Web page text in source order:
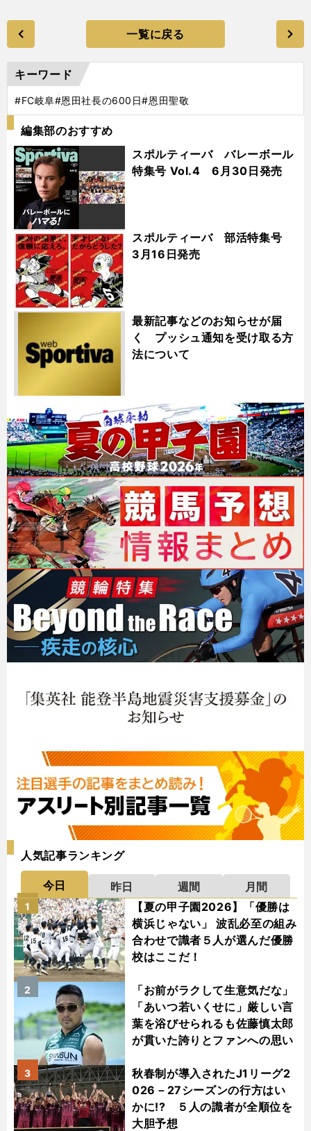
一覧に戻る
キーワード
#FC岐阜#恩田社長の600日#恩田聖敬
編集部のおすすめ
スポルティーバ バレーボール
特集号 Vol.4 6月30日発売
スポルティーバ 部活特集号
3月16日発売
最新記事などのお知らせが届
く プッシュ通知を受け取る方
法について
人気記事ランキング
今日 昨日 週間
月間
【夏の甲子園2026】「優勝は
横浜じゃない」 波乱必至の組み
合わせで識者５人が選んだ優勝
校はここだ！
1
「お前がラクして生意気だな」
「あいつ若いくせに」厳しい言
葉を浴びせられるも佐藤慎太郎
が貫いた誇りとファンへの思い
2
秋春制が導入されたJ1リーグ2
026－27シーズンの行方はい
かに!? ５人の識者が全順位を
大胆予想
3